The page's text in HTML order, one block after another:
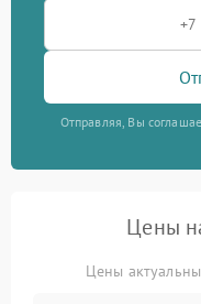
Отправляя, Вы
Цены
Цены